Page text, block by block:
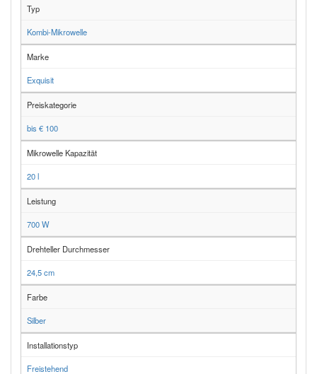
Typ
Kombi-Mikrowelle
Marke
Exquisit
Preiskategorie
bis € 100
Mikrowelle Kapazität
20 l
Leistung
700 W
Drehteller Durchmesser
24,5 cm
Farbe
Silber
Installationstyp
Freistehend